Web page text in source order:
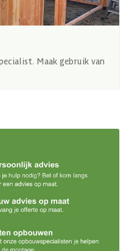
Maak gebruik van